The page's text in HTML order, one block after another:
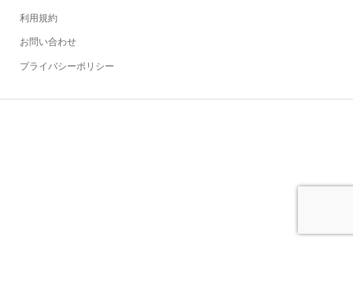
利用規約
お問い合わせ
プライバシーポリシー